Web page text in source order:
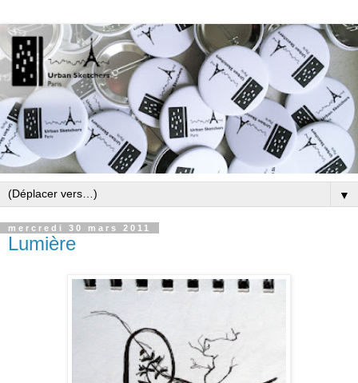
▼
mercredi 30 mars 2011
Lumière